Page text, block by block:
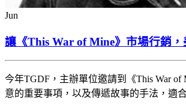
Jun
讓《This War of Mine》市場行銷
今年TGDF，主辦單位邀請到《This War
意的重要事項，以及傳遞故事的手法，適